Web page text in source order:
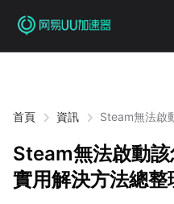
首頁 資訊
Steam無法啟
Steam無法啟動
實用解決方法總整